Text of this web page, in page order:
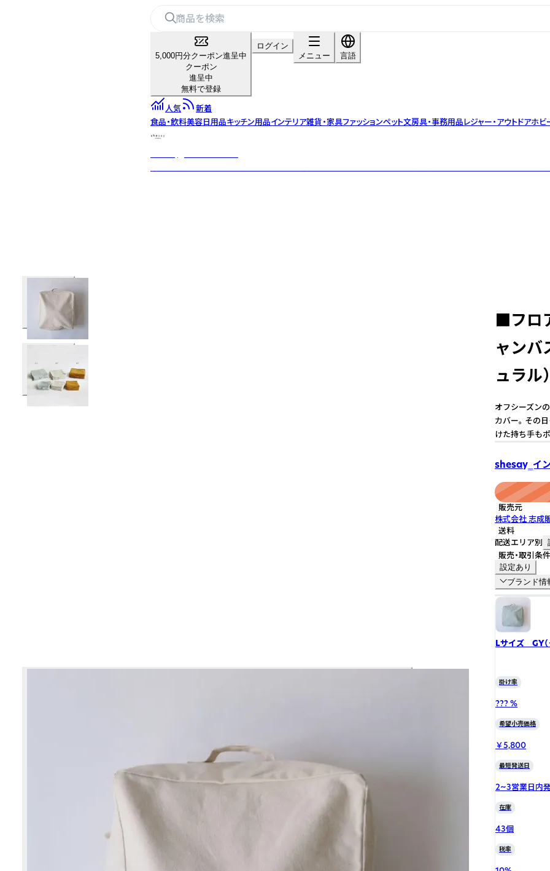
5,000円分クーポン進呈中
クーポン
進呈中
無料で登録
ログイン
メニュー
言語
人気
新着
食品・飲料美容日用品キッチン用品インテリア雑貨・家具ファッションペット文房具・事務用品レジャー・アウトドアホビ
■フロ
ャンバ
ュラル）
オフシーズン
カバー。 その
けた持ち手も
shesay‗イ
販売元
株式会社 志成
送料
配送エリア別
販売・取引条件
設定あり
ブランド情
Lサイズ GY（
掛け率
??? %
希望小売価格
￥5,800
最短発送日
2~3営業日内
在庫
43個
税率